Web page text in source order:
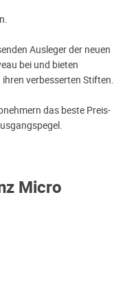
Micro
Ausleger der neuen
bei und bieten
verbesserten Stiften.
das beste Preis-